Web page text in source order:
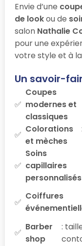
Envie d’une
de lookou de
salon Nathalie
pour une
votre style et à
Un savoir-
Coupes
modernes et
classiques
Colorations
et mèches
Soins
capillaires
personnalisés
Coiffures
Barber
shop
: